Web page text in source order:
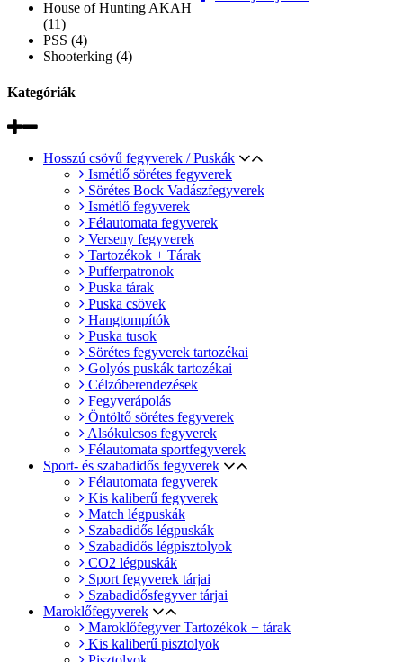
House of Hunting AKAH
(11)
PSS (4)
Shooterking (4)
Kategóriák
Hosszú csövű fegyverek / Puskák
Ismétlő sörétes fegyverek
Sörétes Bock Vadászfegyverek
Ismétlő fegyverek
Félautomata fegyverek
Verseny fegyverek
Tartozékok + Tárak
Pufferpatronok
Puska tárak
Puska csövek
Hangtompítók
Puska tusok
Sörétes fegyverek tartozékai
Golyós puskák tartozékai
Célzóberendezések
Fegyverápolás
Öntöltő sörétes fegyverek
Alsókulcsos fegyverek
Félautomata sportfegyverek
Sport- és szabadidős fegyverek
Félautomata fegyverek
Kis kaliberű fegyverek
Match légpuskák
Szabadidős légpuskák
Szabadidős légpisztolyok
CO2 légpuskák
Sport fegyverek tárjai
Szabadidősfegyver tárjai
Maroklőfegyverek
Maroklőfegyver Tartozékok + tárak
Kis kaliberű pisztolyok